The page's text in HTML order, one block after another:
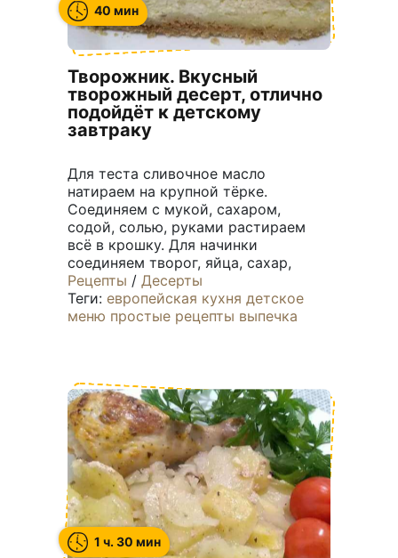
40 мин
Творожник. Вкусный
творожный десерт, отлично
подойдёт к детскому
завтраку
Для теста сливочное масло
натираем на крупной тёрке.
Соединяем с мукой, сахаром,
содой, солью, руками растираем
всё в крошку. Для начинки
соединяем творог, яйца, сахар,
Рецепты / Десерты
Теги: европейская кухня детское
меню простые рецепты выпечка
1 ч. 30 мин